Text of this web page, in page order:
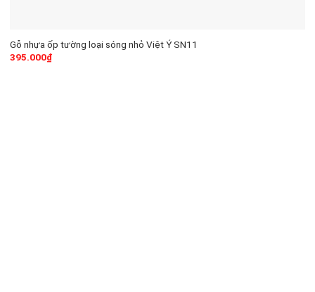
Gỗ nhựa ốp tường loại sóng nhỏ Việt Ý SN11
395.000₫